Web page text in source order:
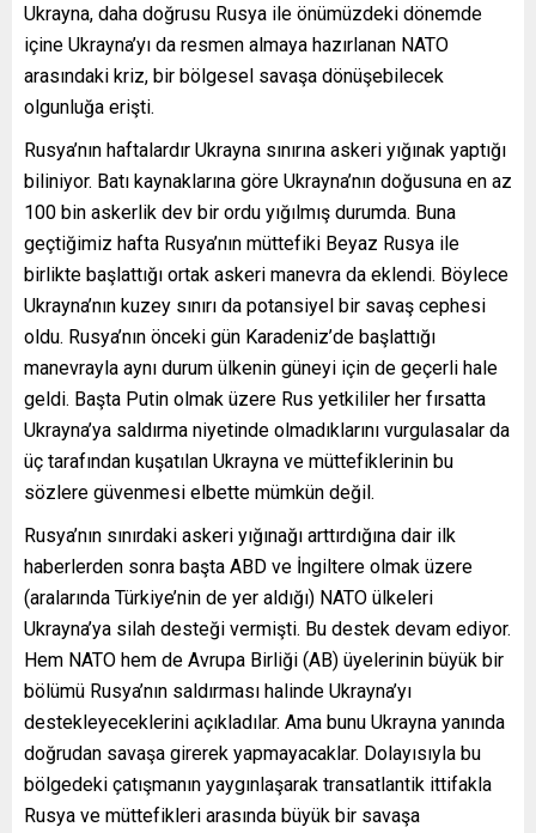
Ukrayna, daha doğrusu Rusya ile önümüzdeki dönemde
içine Ukrayna’yı da resmen almaya hazırlanan NATO
arasındaki kriz, bir bölgesel savaşa dönüşebilecek
olgunluğa erişti.
Rusya’nın haftalardır Ukrayna sınırına askeri yığınak yaptığı
biliniyor. Batı kaynaklarına göre Ukrayna’nın doğusuna en az
100 bin askerlik dev bir ordu yığılmış durumda. Buna
geçtiğimiz hafta Rusya’nın müttefiki Beyaz Rusya ile
birlikte başlattığı ortak askeri manevra da eklendi. Böylece
Ukrayna’nın kuzey sınırı da potansiyel bir savaş cephesi
oldu. Rusya’nın önceki gün Karadeniz’de başlattığı
manevrayla aynı durum ülkenin güneyi için de geçerli hale
geldi. Başta Putin olmak üzere Rus yetkililer her fırsatta
Ukrayna’ya saldırma niyetinde olmadıklarını vurgulasalar da
üç tarafından kuşatılan Ukrayna ve müttefiklerinin bu
sözlere güvenmesi elbette mümkün değil.
Rusya’nın sınırdaki askeri yığınağı arttırdığına dair ilk
haberlerden sonra başta ABD ve İngiltere olmak üzere
(aralarında Türkiye’nin de yer aldığı) NATO ülkeleri
Ukrayna’ya silah desteği vermişti. Bu destek devam ediyor.
Hem NATO hem de Avrupa Birliği (AB) üyelerinin büyük bir
bölümü Rusya’nın saldırması halinde Ukrayna’yı
destekleyeceklerini açıkladılar. Ama bunu Ukrayna yanında
doğrudan savaşa girerek yapmayacaklar. Dolayısıyla bu
bölgedeki çatışmanın yaygınlaşarak transatlantik ittifakla
Rusya ve müttefikleri arasında büyük bir savaşa